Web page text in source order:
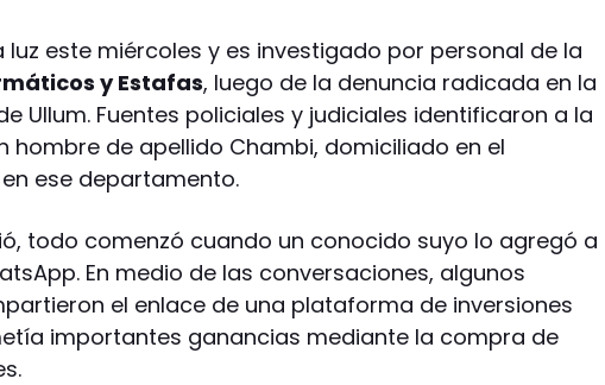
luz este miércoles y es investigado por personal de la
y Estafas, luego de la denuncia radicada en la
Ullum. Fuentes policiales y judiciales identificaron a la
hombre de apellido Chambi, domiciliado en el
ese departamento.
todo comenzó cuando un conocido suyo lo agregó a
En medio de las conversaciones, algunos
el enlace de una plataforma de inversiones
importantes ganancias mediante la compra de